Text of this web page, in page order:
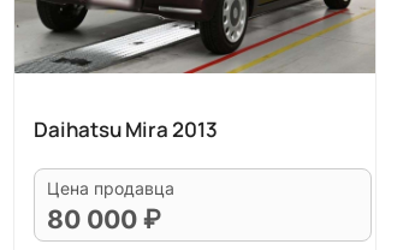
Daihatsu Mira 2013
Цена продавца
80 000 ₽